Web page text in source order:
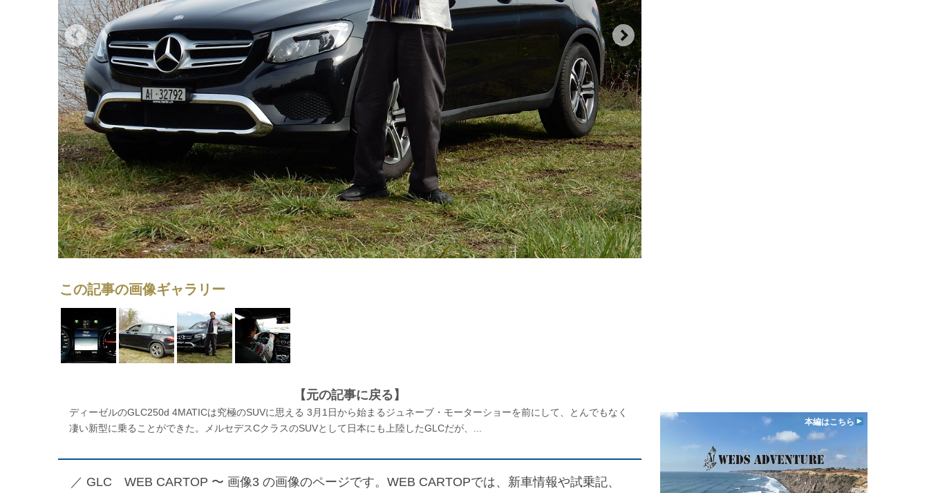
この記事の画像ギャラリー
【元の記事に戻る】
ディーゼルのGLC250d 4MATICは究極のSUVに思える 3月1日から始まるジュネーブ・モーターショーを前にして、とんでもなく
凄い新型に乗ることができた。メルセデスCクラスのSUVとして日本にも上陸したGLCだが、...
／ GLC WEB CARTOP 〜 画像3 の画像のページです。WEB CARTOPでは、新車情報や試乗記、
本編はこちら